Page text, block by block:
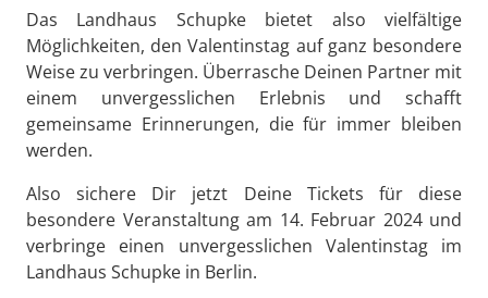
Das Landhaus Schupke bietet also vielfältige
Möglichkeiten, den Valentinstag auf ganz besondere
Weise zu verbringen. Überrasche Deinen Partner mit
einem unvergesslichen Erlebnis und schafft
gemeinsame Erinnerungen, die für immer bleiben
werden.
Also sichere Dir jetzt Deine Tickets für diese
besondere Veranstaltung am 14. Februar 2024 und
verbringe einen unvergesslichen Valentinstag im
Landhaus Schupke in Berlin.